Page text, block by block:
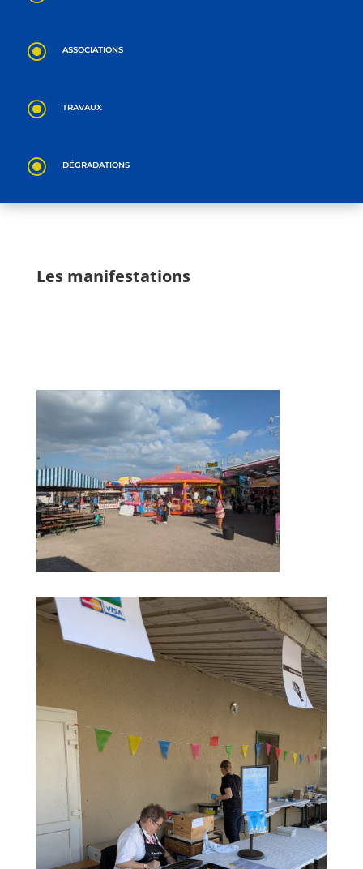
\ ASSOCIATIONS
\ TRAVAUX
\ DÉGRADATIONS
Les manifestations